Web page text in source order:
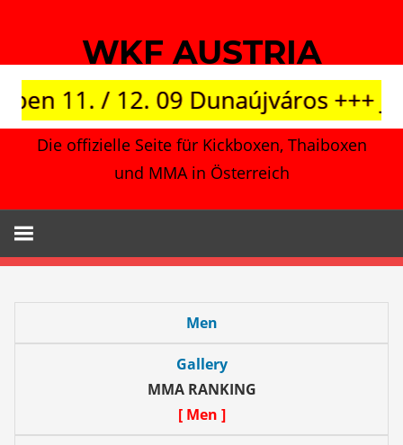
springen
WKF AUSTRIA
11. / 12. 09 Dunaújváros +++
Die offizielle Seite für Kickboxen, Thaiboxen
und MMA in Österreich
Men
Gallery
MMA RANKING
[ Men ]